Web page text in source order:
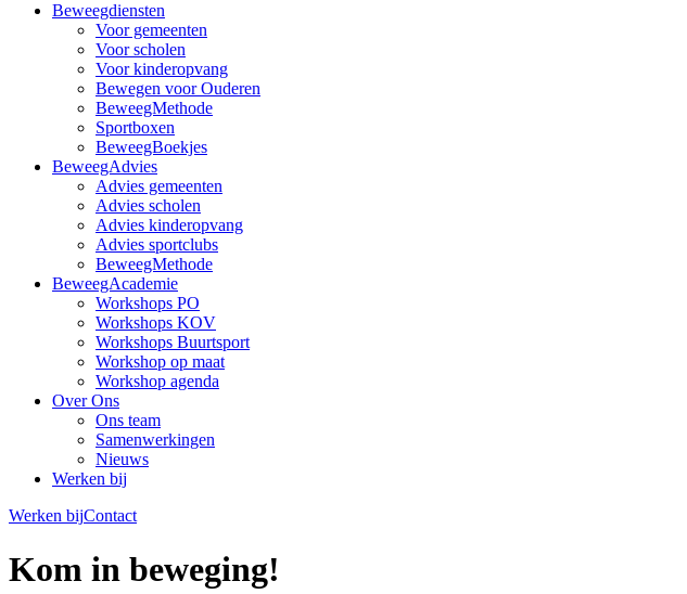
Beweegdiensten
Voor gemeenten
Voor scholen
Voor kinderopvang
Bewegen voor Ouderen
BeweegMethode
Sportboxen
BeweegBoekjes
BeweegAdvies
Advies gemeenten
Advies scholen
Advies kinderopvang
Advies sportclubs
BeweegMethode
BeweegAcademie
Workshops PO
Workshops KOV
Workshops Buurtsport
Workshop op maat
Workshop agenda
Over Ons
Ons team
Samenwerkingen
Nieuws
Werken bij
Werken bijContact
Kom in beweging!